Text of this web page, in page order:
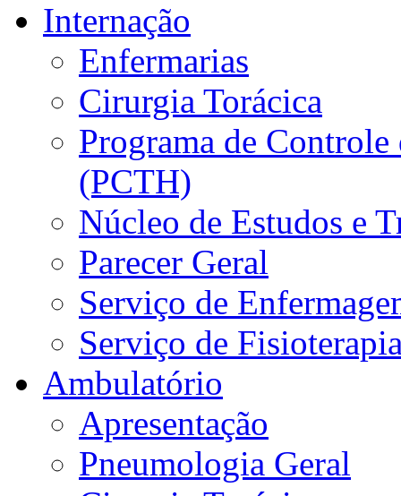
Internação
Enfermarias
Cirurgia Torácica
Programa de
(PCTH)
Núcleo de Estudos e
Parecer Geral
Serviço de
Serviço de
Ambulatório
Apresentação
Pneumologia Geral